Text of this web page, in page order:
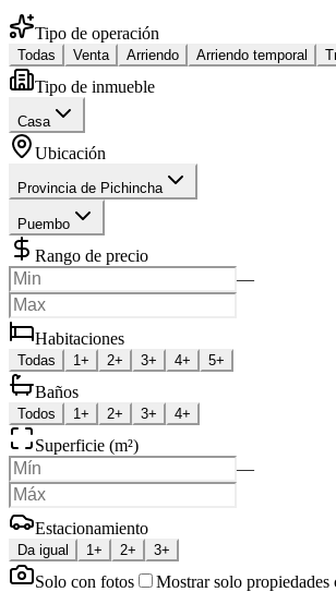
Tipo de operación
Todas Venta Arriendo Arriendo temporal
Tipo de inmueble
Casa
Ubicación
Provincia de Pichincha
Puembo
Rango de precio
—
Habitaciones
Todas 1+ 2+ 3+ 4+ 5+
Baños
Todos 1+ 2+ 3+ 4+
Superficie (m²)
—
Estacionamiento
Da igual 1+ 2+ 3+
Solo con fotos
Mostrar solo propiedades